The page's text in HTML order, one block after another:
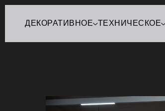
ДЕКОРАТИВНОЕ ТЕХНИЧЕСКОЕ